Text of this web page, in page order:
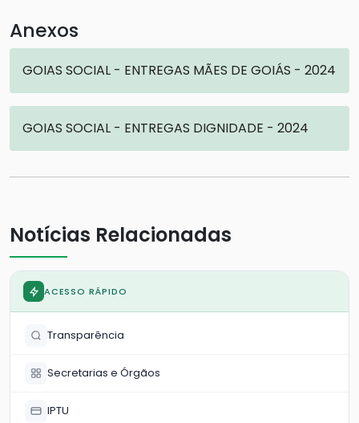
Anexos
GOIAS SOCIAL - ENTREGAS MÃES DE GOIÁS - 2024
GOIAS SOCIAL - ENTREGAS DIGNIDADE - 2024
Notícias Relacionadas
ACESSO RÁPIDO
Transparência
Secretarias e Órgãos
IPTU